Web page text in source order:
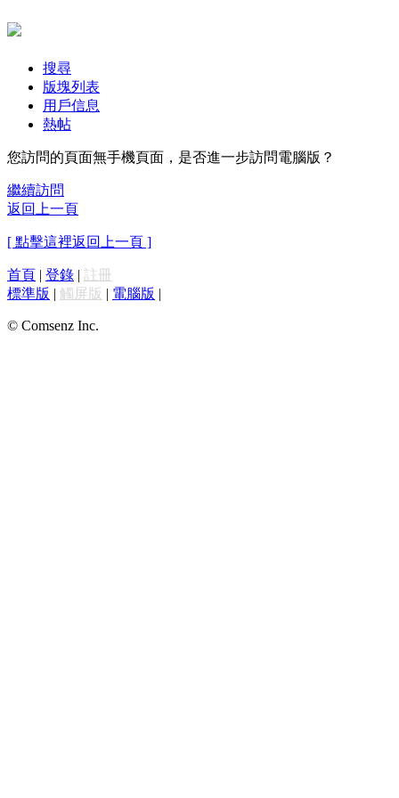
搜尋
版塊列表
用戶信息
熱帖
您訪問的頁面無手機頁面，是否進一步訪問電腦版？
繼續訪問
返回上一頁
[ 點擊這裡返回上一頁 ]
首頁 | 登錄 | 註冊
標準版 | 觸屏版 | 電腦版 |
© Comsenz Inc.